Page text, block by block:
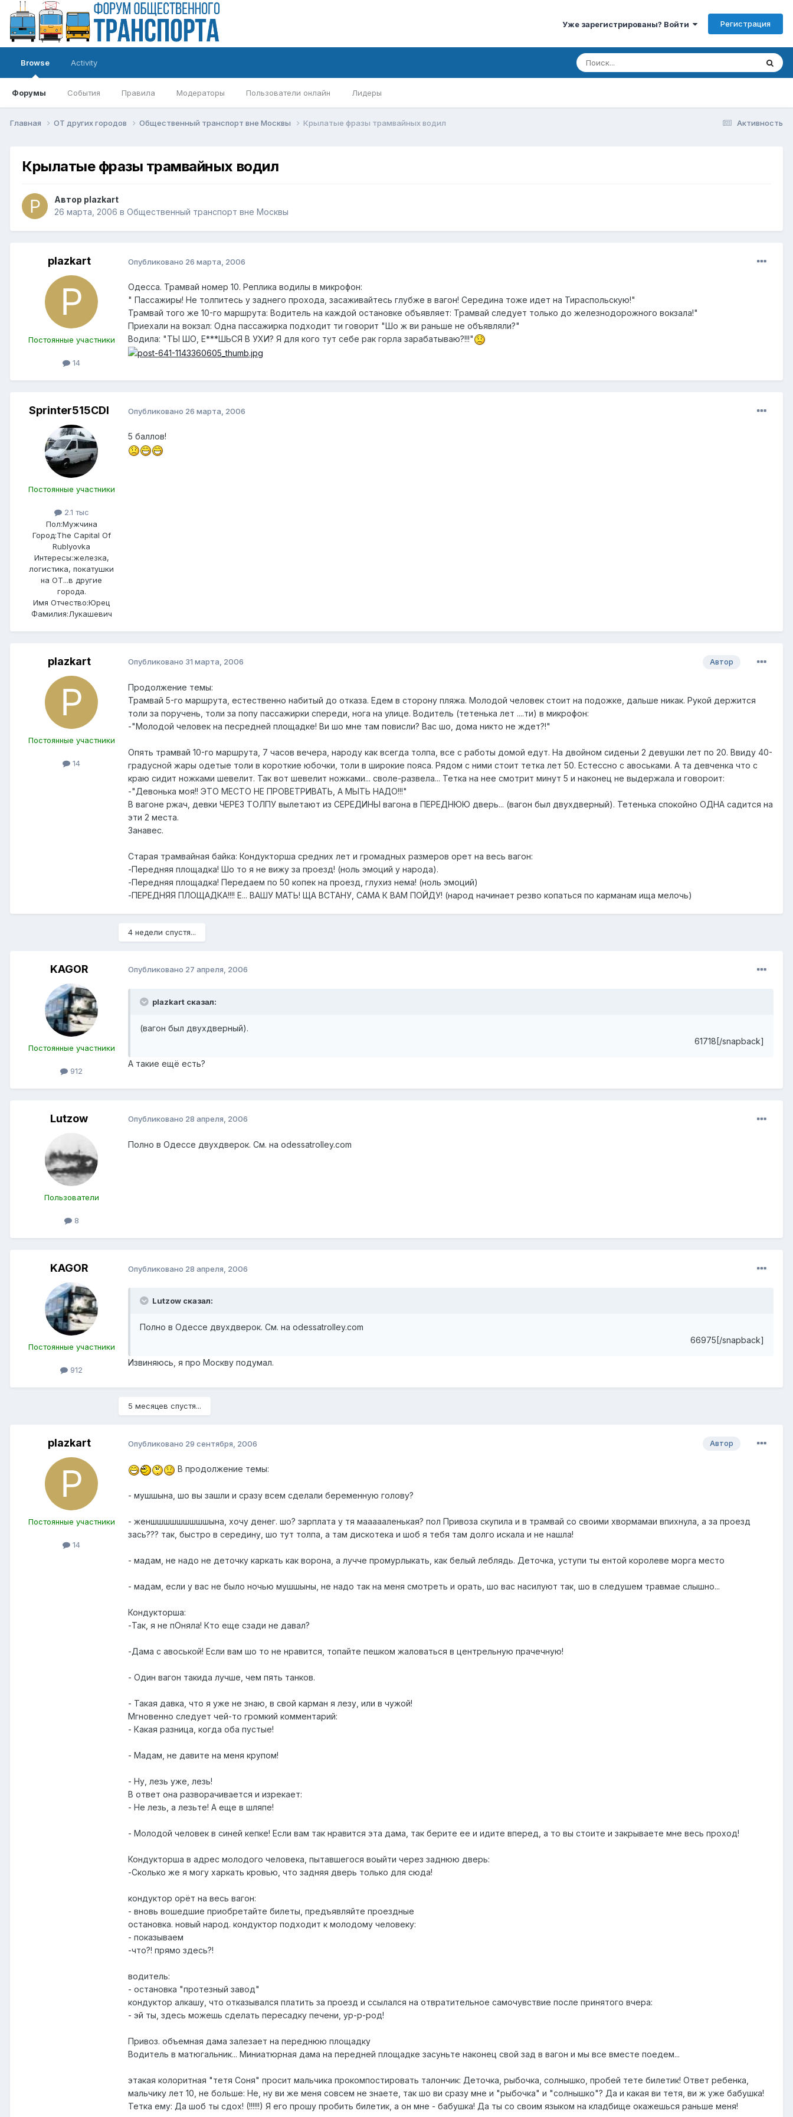
Уже зарегистрированы? Войти Регистрация
Browse
Форумы События Правила Модераторы Пользователи онлайн Лидеры
Activity
Активность
Главная ОТ других городов Общественный транспорт вне Москвы Крылатые фразы трамвайных водил
Крылатые фразы трамвайных водил
Автор plazkart
26 марта, 2006 в Общественный транспорт вне Москвы
plazkart
Постоянные участники
14
Опубликовано 26 марта, 2006
Одесса. Трамвай номер 10. Реплика водилы в микрофон:
" Пассажиры! Не толпитесь у заднего прохода, засаживайтесь глубже в вагон! Середина тоже идет на Тираспольскую!"
Трамвай того же 10-го маршрута: Водитель на каждой остановке объявляет: Трамвай следует только до железнодорожного вокзала!"
Приехали на вокзал: Одна пассажирка подходит ти говорит "Шо ж ви раньше не объявляли?"
Водила: "ТЫ ШО, Е***ШЬСЯ В УХИ? Я для кого тут себе рак горла зарабатываю?!!!"
Sprinter515CDI
Постоянные участники
2.1 тыс
Пол:Мужчина
Город:The Capital Of
Rublyovka
Интересы:железка,
логистика, покатушки
на ОТ...в другие
города.
Имя Отчество:Юрец
Фамилия:Лукашевич
Опубликовано 26 марта, 2006
5 баллов!
plazkart
Постоянные участники
14
Автор
Опубликовано 31 марта, 2006
Продолжение темы:
Трамвай 5-го маршрута, естественно набитый до отказа. Едем в сторону пляжа. Молодой человек стоит на подожке, дальше никак. Рукой держится
толи за поручень, толи за попу пассажирки спереди, нога на улице. Водитель (тетенька лет ....ти) в микрофон:
-"Молодой человек на песредней площадке! Ви шо мне там повисли? Вас шо, дома никто не ждет?!"
Опять трамвай 10-го маршрута, 7 часов вечера, народу как всегда толпа, все с работы домой едут. На двойном сиденьи 2 девушки лет по 20. Ввиду 40-
градусной жары одетые толи в короткие юбочки, толи в широкие пояса. Рядом с ними стоит тетка лет 50. Естессно с авоськами. А та девченка что с
краю сидит ножками шевелит. Так вот шевелит ножками... своле-развела... Тетка на нее смотрит минут 5 и наконец не выдержала и говороит:
-"Девонька моя!! ЭТО МЕСТО НЕ ПРОВЕТРИВАТЬ, А МЫТЬ НАДО!!!"
В вагоне ржач, девки ЧЕРЕЗ ТОЛПУ вылетают из СЕРЕДИНЫ вагона в ПЕРЕДНЮЮ дверь... (вагон был двухдверный). Тетенька спокойно ОДНА садится на
эти 2 места.
Занавес.
Старая трамвайная байка: Кондукторша средних лет и громадных размеров орет на весь вагон:
-Передняя площадка! Шо то я не вижу за проезд! (ноль эмоций у народа).
-Передняя площадка! Передаем по 50 копек на проезд, глухиз нема! (ноль эмоций)
-ПЕРЕДНЯЯ ПЛОЩАДКА!!!! Е... ВАШУ МАТЬ! ЩА ВСТАНУ, САМА К ВАМ ПОЙДУ! (народ начинает резво копаться по карманам ища мелочь)
4 недели спустя...
KAGOR
Пocтоянные участники
912
Опубликовано 27 апреля, 2006
plazkart сказал:
(вагон был двухдверный).
61718[/snapback]
А такие ещё есть?
Lutzow
Пользователи
8
Опубликовано 28 апреля, 2006
Полно в Одессе двухдверок. См. на odessatrolley.com
KAGOR
Пocтоянные участники
912
Опубликовано 28 апреля, 2006
Lutzow сказал:
Полно в Одессе двухдверок. См. на odessatrolley.com
66975[/snapback]
Извиняюсь, я про Москву подумал.
5 месяцев спустя...
plazkart
Постоянные участники
14
Автор
Опубликовано 29 сентября, 2006
В продолжение темы:
- мушшына, шо вы зашли и сразу всем сделали беременную голову?
- женшшшшшшшшшына, хочу денег. шо? зарплата у тя маааааленькая? пол Привоза скупила и в трамвай со своими хвормамаи впихнула, а за проезд
зась??? так, быстро в середину, шо тут толпа, а там дискотека и шоб я тебя там долго искала и не нашла!
- мадам, не надо не деточку каркать как ворона, а лучче промурлыкать, как белый леблядь. Деточка, уступи ты ентой королеве морга место
- мадам, если у вас не было ночью мушшыны, не надо так на меня смотреть и орать, шо вас насилуют так, шо в следушем травмае слышно...
Кондукторша:
-Так, я не пОняла! Кто еще сзади не давал?
-Дама с авоськой! Если вам шо то не нравится, топайте пешком жаловаться в центрельную прачечную!
- Один вагон такида лучше, чем пять танков.
- Такая давка, что я уже не знаю, в свой карман я лезу, или в чужой!
Мгновенно следует чей-то громкий комментарий:
- Какая разница, когда оба пустые!
- Мадам, не давите на меня крупом!
- Ну, лезь уже, лезь!
В ответ она разворачивается и изрекает:
- Не лезь, а лезьте! А еще в шляпе!
- Молодой человек в синей кепке! Если вам так нравится эта дама, так берите ее и идите вперед, а то вы стоите и закрываете мне весь проход!
Кондукторша в адрес молодого человека, пытавшегося воыйти через заднюю дверь:
-Сколько же я могу харкать кровью, что задняя дверь только для сюда!
кондуктор орёт на весь вагон:
- вновь вошедшие приобретайте билеты, предъявляйте проездные
остановка. новый народ. кондуктор подходит к молодому человеку:
- показываем
-что?! прямо здесь?!
водитель:
- остановка "протезный завод"
кондуктор алкашу, что отказывался платить за проезд и ссылался на отвратительное самочувствие после принятого вчера:
- эй ты, здесь можешь сделать пересадку печени, ур-р-род!
Привоз. объемная дама залезает на переднюю площадку
Водитель в матюгальник... Миниатюрная дама на передней площадке засуньте наконец свой зад в вагон и мы все вместе поедем...
этакая колоритная "тетя Соня" просит мальчика прокомпостировать талончик: Деточка, рыбочка, солнышко, пробей тете билетик! Ответ ребенка,
мальчику лет 10, не больше: Не, ну ви же меня совсем не знаете, так шо ви сразу мне и "рыбочка" и "солнышко"? Да и какая ви тетя, ви ж уже бабушка!
Тетка ему: Да шоб ты сдох! (!!!!!!) Я его прошу пробить билетик, а он мне - бабушка! Да ты со своим языком на кладбище окажешься раньше меня!